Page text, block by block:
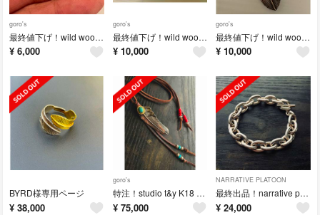
goro's
最終値下げ！wild wood シルバー フェザービーズ 2個セット
¥ 6,000
goro's
最終値下げ！wild wood ラウンドカットチェーン 6.5 ネックレス
¥ 10,000
goro's
最終値下げ！wild wood 上銀フェザー 2.1 ペンダント トップ
¥ 10,000
BYRD様専用ページ
¥ 38,000
goro's
特注！studio t&y K18 金縄 ベゼルターコイズ フェザー ネックレス
¥ 75,000
NARRATIVE PLATOON
最終出品！narrative platoon クイーンチェーン ブレスレット
¥ 24,000